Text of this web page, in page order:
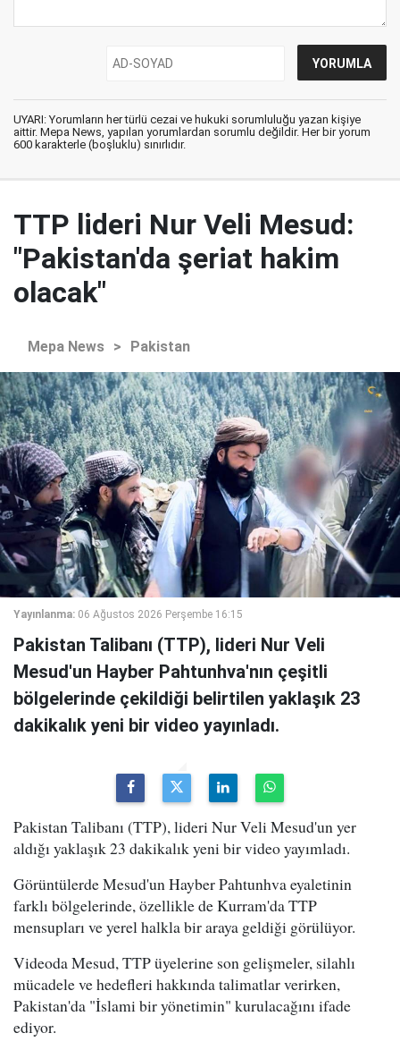
UYARI: Yorumların her türlü cezai ve hukuki sorumluluğu yazan kişiye
aittir. Mepa News, yapılan yorumlardan sorumlu değildir. Her bir yorum
600 karakterle (boşluklu) sınırlıdır.
TTP lideri Nur Veli Mesud:
"Pakistan'da şeriat hakim
olacak"
Mepa News > Pakistan
Yayınlanma: 06 Ağustos 2026 Perşembe 16:15
Pakistan Talibanı (TTP), lideri Nur Veli
Mesud'un Hayber Pahtunhva'nın çeşitli
bölgelerinde çekildiği belirtilen yaklaşık 23
dakikalık yeni bir video yayınladı.
Pakistan Talibanı (TTP), lideri Nur Veli Mesud'un yer
aldığı yaklaşık 23 dakikalık yeni bir video yayımladı.
Görüntülerde Mesud'un Hayber Pahtunhva eyaletinin
farklı bölgelerinde, özellikle de Kurram'da TTP
mensupları ve yerel halkla bir araya geldiği görülüyor.
Videoda Mesud, TTP üyelerine son gelişmeler, silahlı
mücadele ve hedefleri hakkında talimatlar verirken,
Pakistan'da "İslami bir yönetimin" kurulacağını ifade
ediyor.